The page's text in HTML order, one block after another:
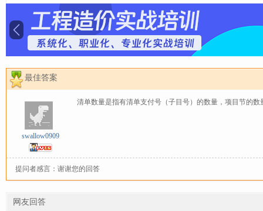
最佳答案
swallow0909
清单数量是指有清单支付号（子目号）的数量，项目节的
提问者感言：谢谢您的回答
网友回答